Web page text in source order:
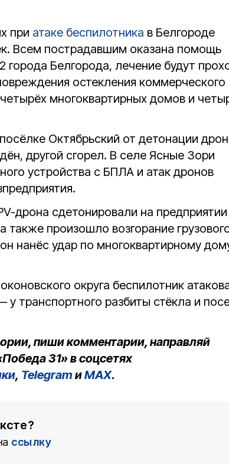
при атаке беспилотника в Белгороде
Всем пострадавшим оказана помощь
Белгорода, лечение будут
остекления коммерческого
многоквартирных домов и
Октябрьский от детонации
другой сгорел. В селе Ясные Зори
устройства с БПЛА и атак дронов
дрона сдетонировали на
произошло возгорание
нанёс удар по многоквартирному
округа беспилотник
у транспортного разбиты стёкла и
пиши комментарии, направляй
31» в соцсетях
, Telegram иMAX.
ссылку